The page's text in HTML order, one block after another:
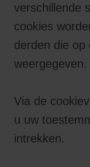
verschillende
cookies
derden die op
weergegeven.
Via de
u uw
intrekken.